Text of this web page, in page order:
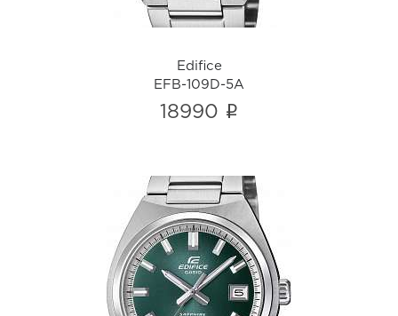
Edifice
EFB-109D-5A
18990 i
Edifice
EFB-109D-3A